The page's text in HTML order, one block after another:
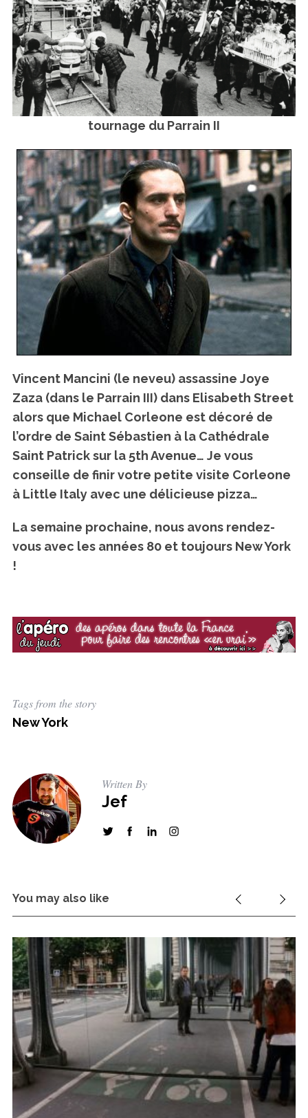
tournage du Parrain II
Vincent Mancini (le neveu) assassine Joye
Zaza (dans le Parrain III) dans Elisabeth Street
alors que Michael Corleone est décoré de
l’ordre de Saint Sébastien à la Cathédrale
Saint Patrick sur la 5th Avenue… Je vous
conseille de finir votre petite visite Corleone
à Little Italy avec une délicieuse pizza…
La semaine prochaine, nous avons rendez-
vous avec les années 80 et toujours New York
!
Tags from the story
New York
Written By
Jef
You may also like